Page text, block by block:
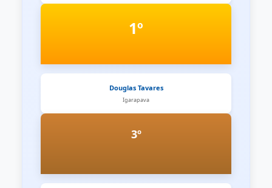
1º
Douglas Tavares
Igarapava
3º